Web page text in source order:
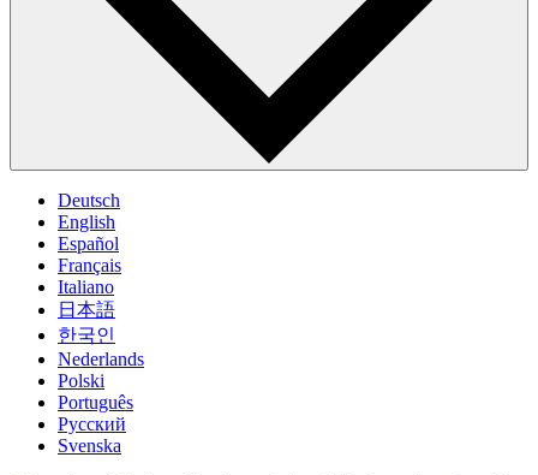
Deutsch
English
Español
Français
Italiano
日本語
한국인
Nederlands
Polski
Português
Pусский
Svenska